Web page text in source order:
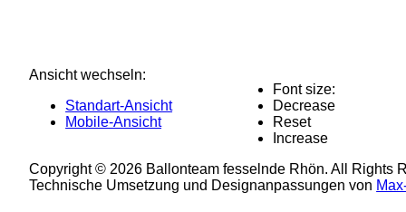
Ansicht wechseln:
Standart-Ansicht
Mobile-Ansicht
Font size:
Decrease
Reset
Increase
Copyright © 2026 Ballonteam fesselnde Rhön. All Rights
Technische Umsetzung und Designanpassungen von